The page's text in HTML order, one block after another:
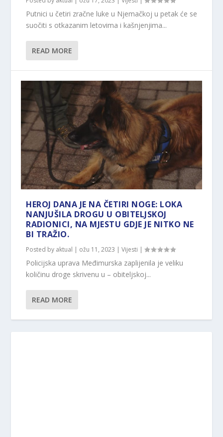
Putnici u četiri zračne luke u Njemačkoj u petak će se
suočiti s otkazanim letovima i kašnjenjima...
READ MORE
HEROJ DANA JE NA ČETIRI NOGE: LOKA
NANJUŠILA DROGU U OBITELJSKOJ
RADIONICI, NA MJESTU GDJE JE NITKO NE
BI TRAŽIO.
Posted by aktual | ožu 11, 2023 |Vijesti |
Policijska uprava Međimurska zaplijenila je veliku
količinu droge skrivenu u – obiteljskoj...
READ MORE